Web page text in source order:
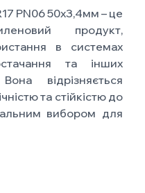
PN06 50х3,4мм – це
продукт,
в системах
та інших
відрізняється
та стійкістю до
вибором для